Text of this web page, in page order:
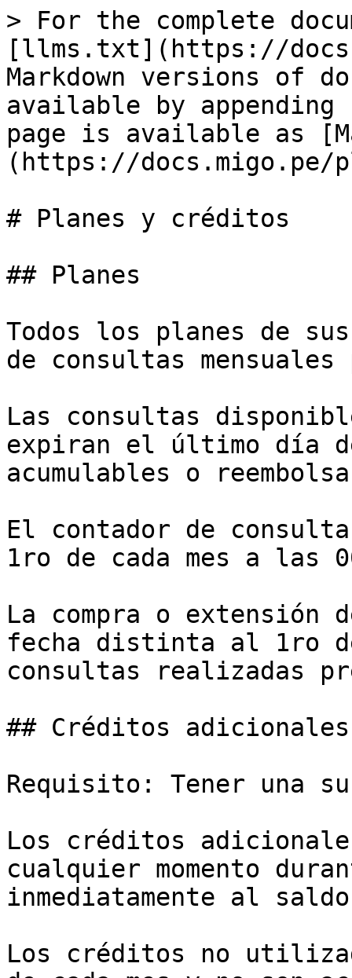
> For the complete
[llms.txt](https://
Markdown versions of
available by
page is available as
(https://docs.migo.pe/
# Planes y créditos
## Planes
Todos los planes de
de consultas
Las consultas
expiran el último día
acumulables o
El contador de
1ro de cada mes a las
La compra o extensión
fecha distinta al 1ro
consultas realizadas
## Créditos adicionales
Requisito: Tener una
Los créditos
cualquier momento
inmediatamente al
Los créditos no